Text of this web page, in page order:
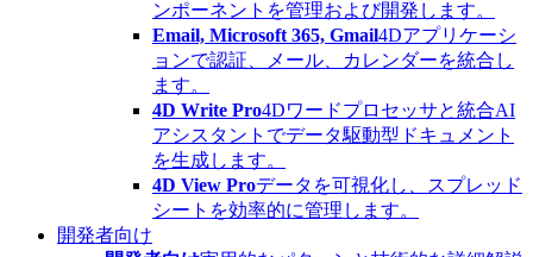
ンポーネントを管理および開発します。
Email, Microsoft 365, Gmail4Dアプリケーシ
ョンで認証、メール、カレンダーを統合し
ます。
4D Write Pro4Dワードプロセッサと統合AI
アシスタントでデータ駆動型ドキュメント
を生成します。
4D View Proデータを可視化し、スプレッド
シートを効率的に管理します。
開発者向け